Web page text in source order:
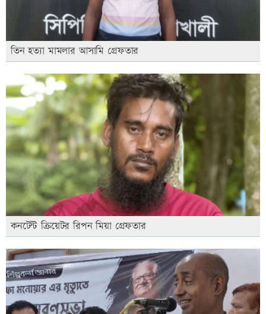
তিন হত্যা মামলার আসামি গ্রেফতার
কনটেন্ট ক্রিয়েটর রিপন মিয়া গ্রেফতার